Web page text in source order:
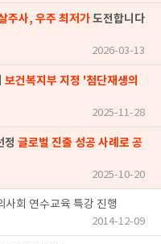
주사, 우주 최저가도전합니다
2026-03-13
보건복지부 지정 '첨단재생의
2025-11-28
정 글로벌 진출 성공 사례로 공
2025-10-20
사회 연수교육 특강 진행
2014-12-09